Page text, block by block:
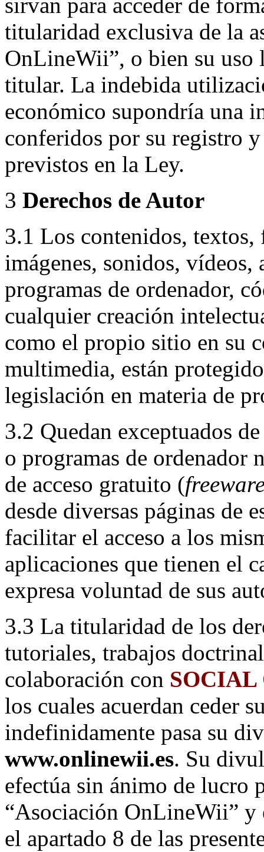
sirvan para acceder de
titularidad exclusiva de la
OnLineWii”, o bien su
titular. La indebida
económico supondría una
conferidos por su registro
previstos en la Ley.
3 Derechos de Autor
3.1 Los contenidos,
imágenes, sonidos, vídeos,
programas de ordenador,
cualquier creación
como el propio sitio en su
multimedia, están
legislación en materia de
3.2 Quedan exceptuados
o programas de ordenador
de acceso gratuito (
desde diversas páginas de
facilitar el acceso a los
aplicaciones que tienen el
expresa voluntad de sus
3.3 La titularidad de los
tutoriales, trabajos
colaboración con SOCIAL
los cuales acuerdan ceder
indefinidamente pasa su
www.onlinewii.es. Su
efectúa sin ánimo de lucro
“Asociación OnLineWii” y
el apartado 8 de las